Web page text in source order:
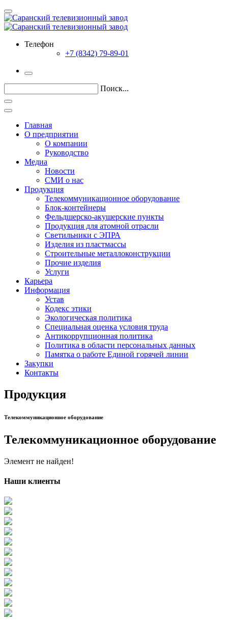
Телефон
+7 (8342) 79-89-01
Поиск...
Главная
О предприятии
О компании
Руководство
Медиа
Новости
СМИ о нас
Продукция
Телекоммуникационное оборудование
Блок-контейнеры
Фельдшерско-акушерские пункты
Продукция для атомной отрасли
Светильники с ЭПРА
Изделия из пластмассы
Строительные металлоконструкции
Прочие изделия
Услуги
Карьера
Информация
Устав
Кодекс этики
Экологическая политика
Специальная оценка условия труда
Антикоррупционная политика
Политика в области персональных данных
Памятка о работе Единой горячей линии
Закупки
Контакты
Продукция
Телекоммуникационное оборудование
Телекоммуникационное оборудование
Элемент не найден!
Наши клиенты